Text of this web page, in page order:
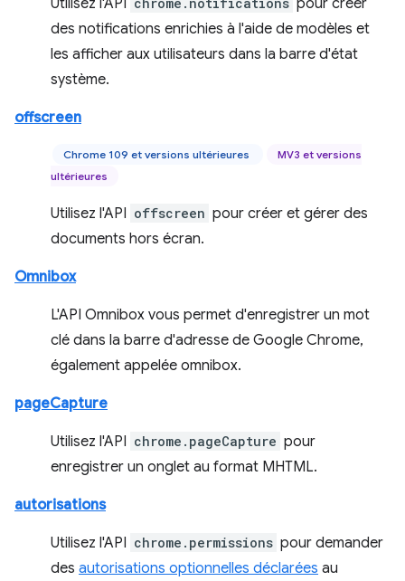
Utilisez l'API
pour créer
des notifications enrichies à l'aide de modèles et
les afficher aux utilisateurs dans la barre d'état
système.
offscreen
Chrome 109 et versions ultérieures
MV3 et versions
ultérieures
Utilisez l'API offscreen pour créer et gérer des
documents hors écran.
Omnibox
L'API Omnibox vous permet d'enregistrer un mot
clé dans la barre d'adresse de Google Chrome,
également appelée omnibox.
pageCapture
Utilisez l'API chrome.pageCapture pour
enregistrer un onglet au format MHTML.
autorisations
Utilisez l'API chrome.permissions pour demander
des autorisations optionnelles déclarées au